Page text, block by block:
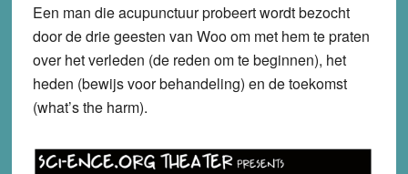
Een man die acupunctuur probeert wordt bezocht
door de drie geesten van Woo om met hem te praten
over het verleden (de reden om te beginnen), het
heden (bewijs voor behandeling) en de toekomst
(what’s the harm).